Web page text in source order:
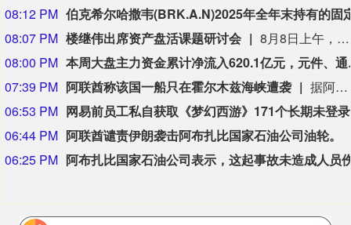
08:12 PM
08:07 PM 楼继伟出席资产盘活课题研讨会
8月8日上午，全球财富管理论坛在京召开“地方国有存量资产盘活进展、难点与策略”课题研讨会，楼继伟出席会议并做总结发言。楼继伟在发言中表示，盘活国有资产既是近期的当务之急，也是一项长期性的战略任务。当前我国GDP平减指数阶段性承压走低，财政维持紧平衡格局的压力持续攀升；我国税收结构以间接税为主体，税收收入增速显著弱于名义GDP增速，财政内生增收动能受限。叠加土地财政收入大幅收缩，地方隐性债务化解、长期限国债常态化发行带来的利息支出刚性上涨，收支两端压力持续凸显。综合多重现实约束来看，国有存量资产盘活并非短期应急手段，而是一项需要常态化、长效化推进的重点工作。（全球财富管理论坛）
08:00 PM
本周大盘主力
07:39 PM 阿联酋称该国一船只在霍尔木兹海峡遭袭
据阿联酋通讯社8月8日报道，阿布扎比国家石油公司证实，该公司一艘船只当天凌晨在通过霍尔木兹海峡时遭导弹袭击。阿布扎比国家石油公司说，袭击未造成人员受伤，目前局面可控。该公司并未提供遭袭船只具体类型、导弹来源以及船只受损情况等更多细节。（新华社）
06:53 PM
06:44 PM 阿联酋谴责伊朗袭击阿布扎比国家石油公司油轮。
06:25 PM